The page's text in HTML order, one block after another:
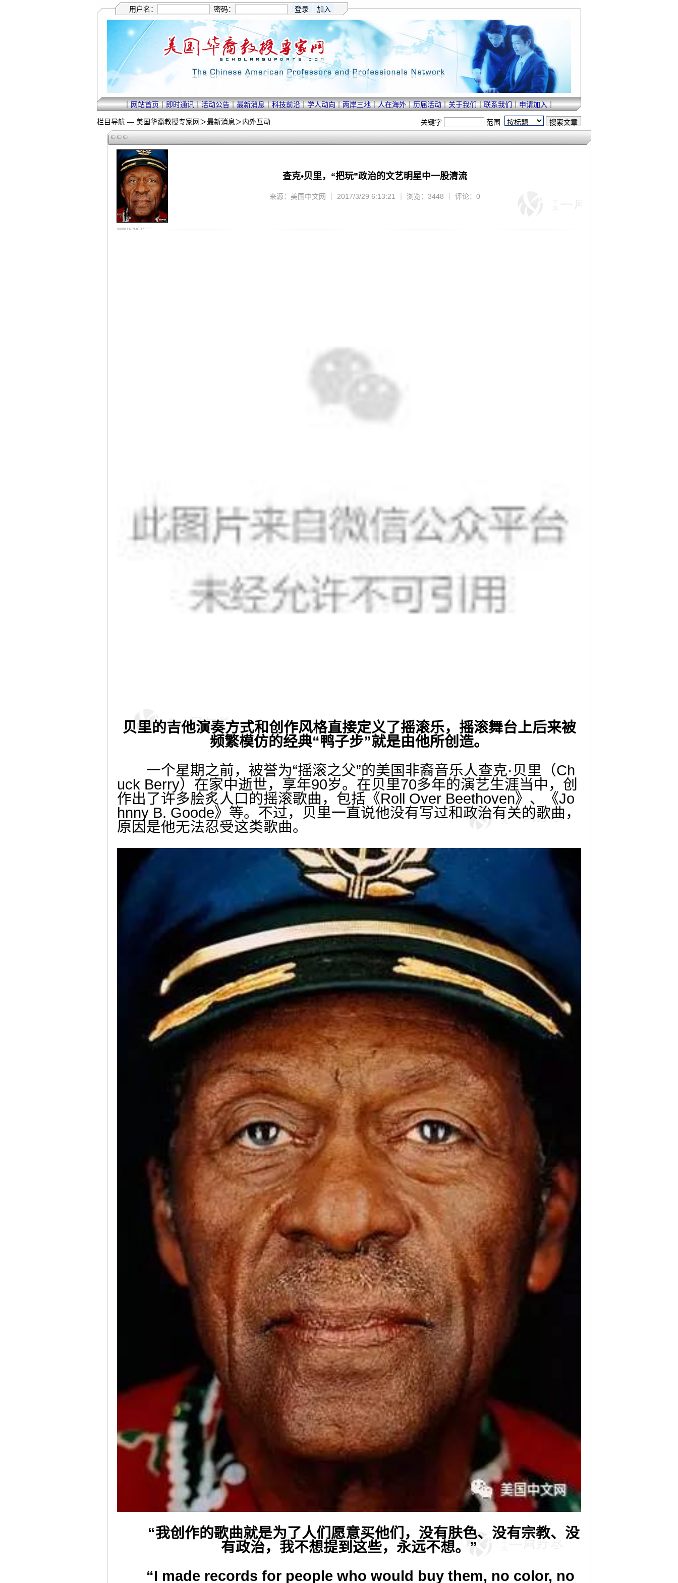
用户名： 密码：
｜网站首页｜即时通讯｜活动公告｜最新消息｜科技前沿｜学人动向｜两岸三地｜人在海外｜历届活动｜关于我们｜联系我们｜申请加入｜
栏目导航 — 美国华裔教授专家网＞最新消息＞内外互动 关键字 范围
查克•贝里，“把玩”政治的文艺明星中一股清流
来源：美国中文网 ｜ 2017/3/29 6:13:21 ｜ 浏览：3448 ｜ 评论：0
贝里的吉他演奏方式和创作风格直接定义了摇滚乐，摇滚舞台上后来被
频繁模仿的经典“鸭子步”就是由他所创造。
一个星期之前，被誉为“摇滚之父”的美国非裔音乐人查克·贝里（Ch
uck Berry）在家中逝世，享年90岁。在贝里70多年的演艺生涯当中，创
作出了许多脍炙人口的摇滚歌曲，包括《Roll Over Beethoven》、《Jo
hnny B. Goode》等。不过，贝里一直说他没有写过和政治有关的歌曲，
原因是他无法忍受这类歌曲。
“我创作的歌曲就是为了人们愿意买他们，没有肤色、没有宗教、没
有政治，我不想提到这些，永远不想。”
“I made records for people who would buy them, no color, no